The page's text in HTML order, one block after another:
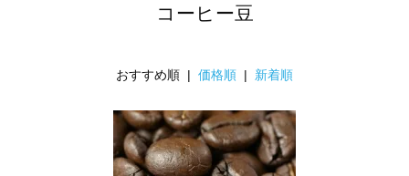
コーヒー豆
おすすめ順 | 価格順 | 新着順